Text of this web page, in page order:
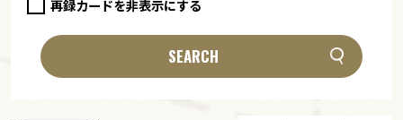
再録カードを非表示にする
SEARCH